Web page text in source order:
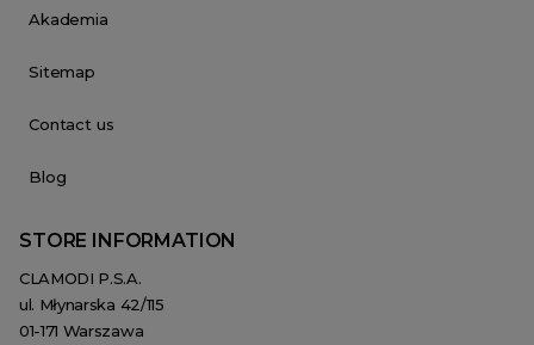
Akademia
Sitemap
Contact us
Blog
STORE INFORMATION
CLAMODI P.S.A.
ul. Młynarska 42/115
01-171 Warszawa